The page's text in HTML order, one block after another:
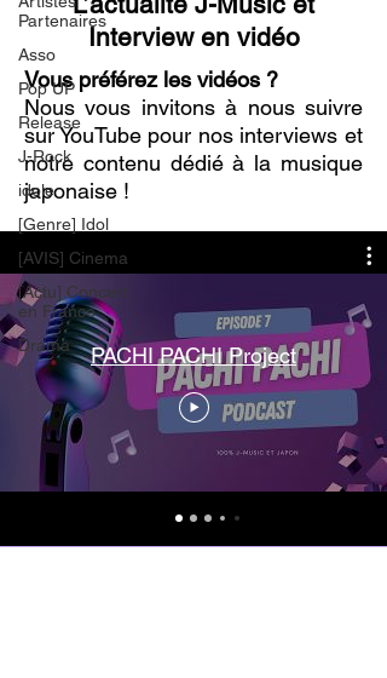
Partenaires
Asso
Pop UP
Release
J-Rock
idole
[Genre] Idol
[AVIS] Cinema
[Actu] Concert
en France
Drama
Interview en vidéo
Vous préférez les vidéos ?
Nous vous invitons à nous suivre
sur YouTube pour nos interviews et
notre contenu dédié à la musique
japonaise !
PACHI PACHI Project